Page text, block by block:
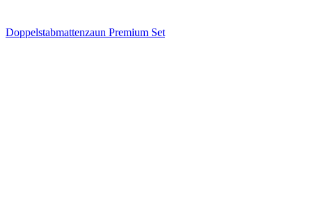
Doppelstabmattenzaun Premium Set